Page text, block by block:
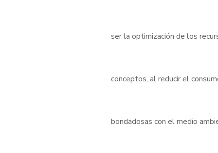
ser la optimización de los
conceptos, al reducir el
bondadosas con el medio